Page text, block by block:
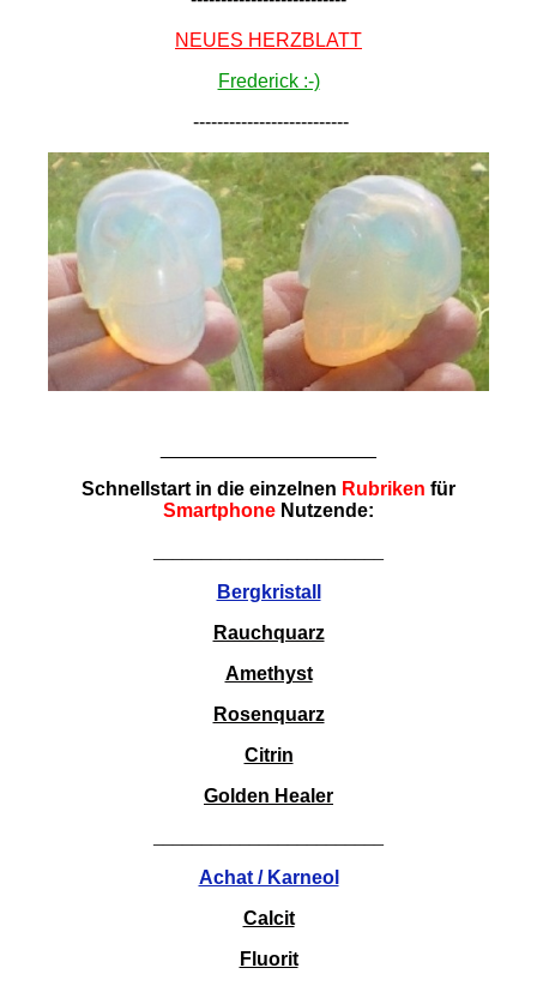
NEUES HERZBLATT
Frederick :-)
--------------------------
Schnellstart in die einzelnen Rubriken für
Smartphone Nutzende:
Bergkristall
Rauchquarz
Amethyst
Rosenquarz
Citrin
Golden Healer
Achat / Karneol
Calcit
Fluorit